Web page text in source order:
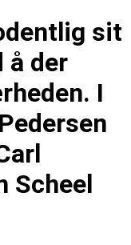
sit
å der
I
Scheel